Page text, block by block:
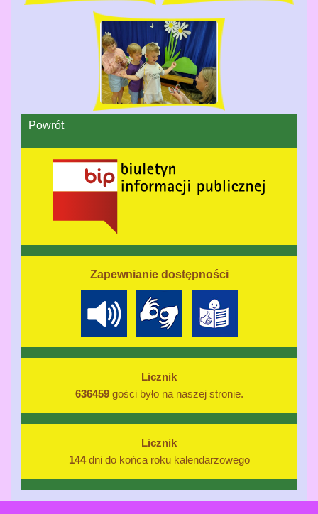
Powrót
Zapewnianie dostępności
Licznik
636459gości było na naszej stronie.
Licznik
144dni do końca roku kalendarzowego